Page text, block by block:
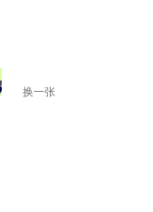
换一张